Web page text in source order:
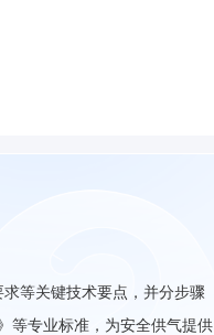
等关键技术要点，并分步骤
等专业标准，为安全供气提供